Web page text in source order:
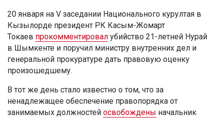
20 января на V заседании Национального курултая в
Кызылорде президент РК Касым-Жомарт
Токаев прокомментировал убийство 21-летней Нурай
в Шымкенте и поручил министру внутренних дел и
генеральной прокуратуре дать правовую оценку
произошедшему.
В тот же день стало известно о том, что за
ненадлежащее обеспечение правопорядка от
занимаемых должностей освобождены начальник